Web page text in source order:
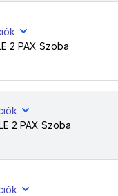
2 PAX Szoba
2 PAX Szoba